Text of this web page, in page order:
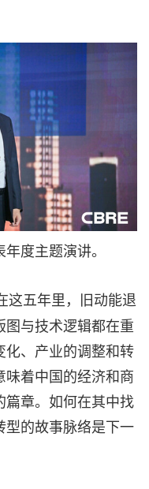
度主题演讲。
这五年里，旧动能退
与技术逻辑都在重
、产业的调整和转
着中国的经济和商
篇章。如何在其中找
型的故事脉络是下一